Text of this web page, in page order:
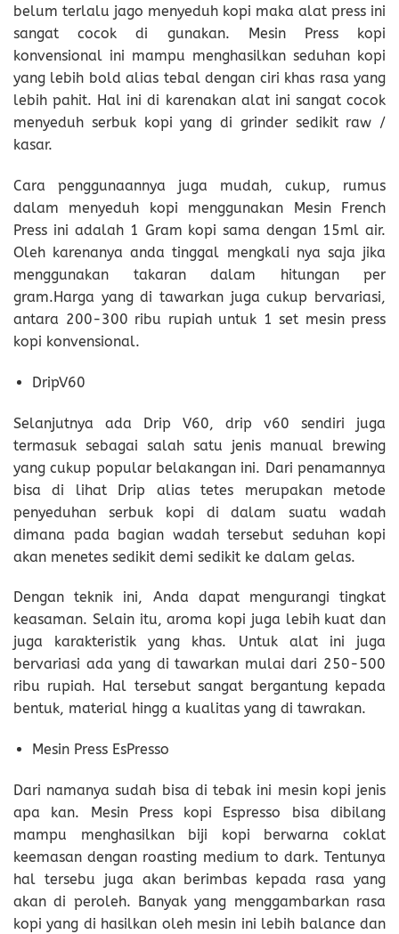
belum terlalu jago menyeduh kopi maka alat press ini
sangat cocok di gunakan. Mesin Press kopi
konvensional ini mampu menghasilkan seduhan kopi
yang lebih bold alias tebal dengan ciri khas rasa yang
lebih pahit. Hal ini di karenakan alat ini sangat cocok
menyeduh serbuk kopi yang di grinder sedikit raw /
kasar.
Cara penggunaannya juga mudah, cukup, rumus
dalam menyeduh kopi menggunakan Mesin French
Press ini adalah 1 Gram kopi sama dengan 15ml air.
Oleh karenanya anda tinggal mengkali nya saja jika
menggunakan takaran dalam hitungan per
gram.Harga yang di tawarkan juga cukup bervariasi,
antara 200-300 ribu rupiah untuk 1 set mesin press
kopi konvensional.
DripV60
Selanjutnya ada Drip V60, drip v60 sendiri juga
termasuk sebagai salah satu jenis manual brewing
yang cukup popular belakangan ini. Dari penamannya
bisa di lihat Drip alias tetes merupakan metode
penyeduhan serbuk kopi di dalam suatu wadah
dimana pada bagian wadah tersebut seduhan kopi
akan menetes sedikit demi sedikit ke dalam gelas.
Dengan teknik ini, Anda dapat mengurangi tingkat
keasaman. Selain itu, aroma kopi juga lebih kuat dan
juga karakteristik yang khas. Untuk alat ini juga
bervariasi ada yang di tawarkan mulai dari 250-500
ribu rupiah. Hal tersebut sangat bergantung kepada
bentuk, material hingg a kualitas yang di tawrakan.
Mesin Press EsPresso
Dari namanya sudah bisa di tebak ini mesin kopi jenis
apa kan. Mesin Press kopi Espresso bisa dibilang
mampu menghasilkan biji kopi berwarna coklat
keemasan dengan roasting medium to dark. Tentunya
hal tersebu juga akan berimbas kepada rasa yang
akan di peroleh. Banyak yang menggambarkan rasa
kopi yang di hasilkan oleh mesin ini lebih balance dan